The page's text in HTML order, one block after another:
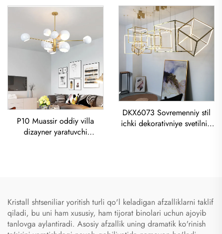
dekorasiyasi, Toltirilgan
to'ng'ich qizilgo'l LED
lumiyar mashinasi Koi
Asbobchi yorug'lik
xonasi uchun LED lustra
P10 Muassir oddiy villa
dizayner yaratuvchi
DKX6073 Sovremenniy stil
ichki dekorativniye svetilniki
Kristall shtseniliar yoritish turli qo'l keladigan afzalliklarni taklif
qiladi, bu uni ham xususiy, ham tijorat binolari uchun ajoyib
tanlovga aylantiradi. Asosiy afzallik uning dramatik ko'rinish